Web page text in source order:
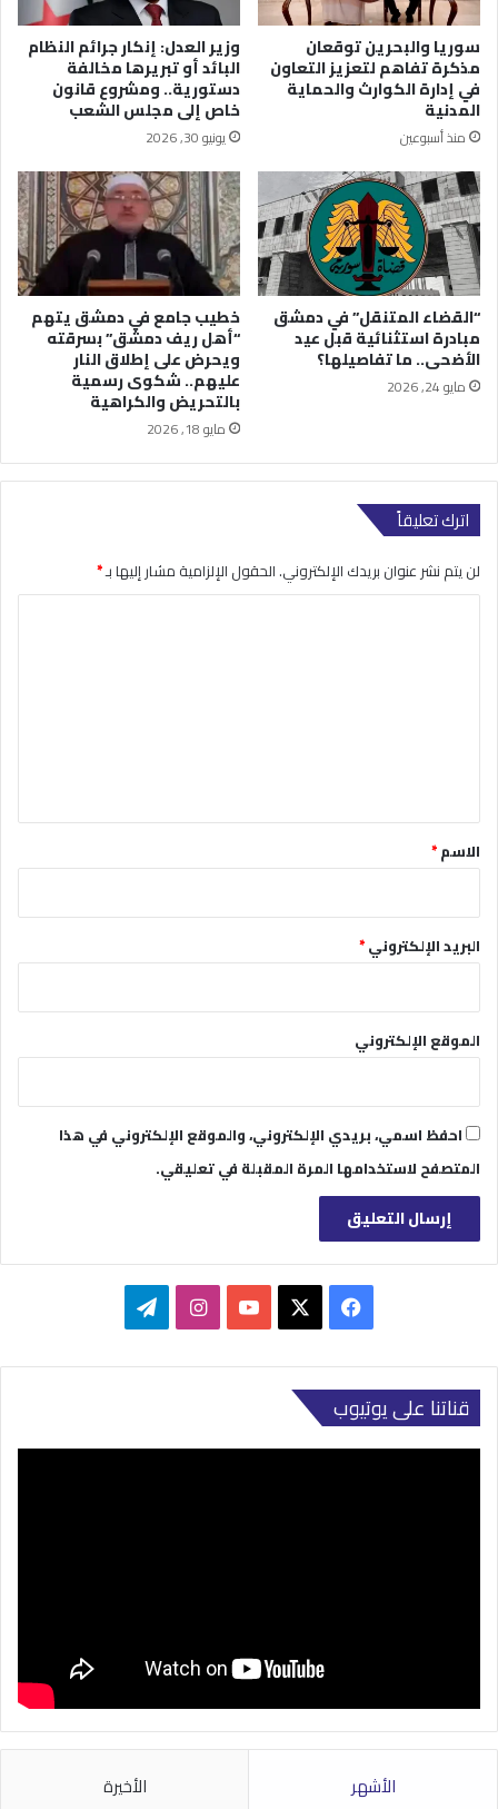
سوريا والبحرين توقعان
مذكرة تفاهم لتعزيز التعاون
في إدارة الكوارث والحماية
المدنية
منذ أسبوعين
وزير العدل: إنكار جرائم النظام
البائد أو تبريرها مخالفة
دستورية.. ومشروع قانون
خاص إلى مجلس الشعب
يونيو 30, 2026
“القضاء المتنقل” في دمشق
مبادرة استثنائية قبل عيد
الأضحى.. ما تفاصيلها؟
مايو 24, 2026
خطيب جامع في دمشق يتهم
“أهل ريف دمشق” بسرقته
ويحرض على إطلاق النار
عليهم.. شكوى رسمية
بالتحريض والكراهية
مايو 18, 2026
اترك تعليقاً
لن يتم نشر عنوان بريدك الإلكتروني.الحقول الإلزامية مشار إليها بـ*
*الاسم*
البريد الإلكتروني*
الموقع الإلكتروني
احفظ اسمي، بريدي الإلكتروني، والموقع الإلكتروني في هذا
المتصفح لاستخدامها المرة المقبلة في تعليقي.
فيسبوك ‫YouTubeانستقرامتيلقرام
قناتنا على يوتيوب
الأشهر الأخيرة